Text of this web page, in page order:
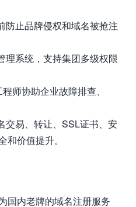
防止品牌侵权和域名被抢注
理系统，支持集团多级权限
师协助企业故障排查、
交易、转让、SSL证书、安
价值提升。
国内老牌的域名注册服务